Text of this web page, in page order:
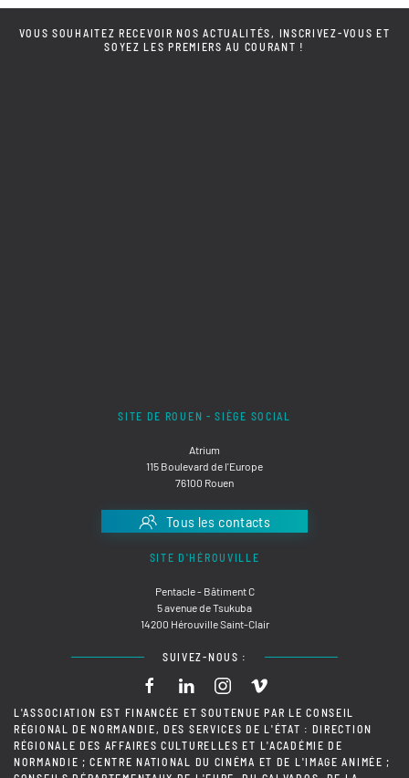
VOUS SOUHAITEZ RECEVOIR NOS ACTUALITÉS, INSCRIVEZ-VOUS ET
SOYEZ LES PREMIERS AU COURANT !
SITE DE ROUEN - SIÈGE SOCIAL
Atrium
115 Boulevard de l'Europe
76100 Rouen
Tous les contacts
SITE D'HÉROUVILLE
Pentacle - Bâtiment C
5 avenue de Tsukuba
14200 Hérouville Saint-Clair
SUIVEZ-NOUS :
L'ASSOCIATION EST FINANCÉE ET SOUTENUE PAR LE CONSEIL
RÉGIONAL DE NORMANDIE, DES SERVICES DE L'ÉTAT : DIRECTION
RÉGIONALE DES AFFAIRES CULTURELLES ET L'ACADÉMIE DE
NORMANDIE ; CENTRE NATIONAL DU CINÉMA ET DE L'IMAGE ANIMÉE ;